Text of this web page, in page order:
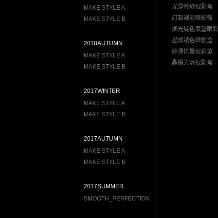
MAKE STYLE A
MAKE STYLE B
2018AUTUMN
MAKE STYLE A
MAKE STYLE B
2017WINTER
MAKE STYLE A
MAKE STYLE B
2017AUTUMN
MAKE STYLE A
MAKE STYLE B
2017SUMMER
SMOOTH_PERFECTION
光澄輕紗眼影盒
訂製裸彩眼影盤
煥光綻色氣墊眼
星燦誘色眼影盒
絲滑抗暈眼彩筆
晶緞光漾眼影盒